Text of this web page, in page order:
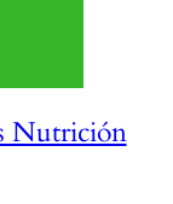
Nutrición